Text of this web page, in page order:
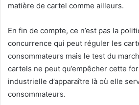
matière de cartel comme ailleurs.
En fin de compte, ce n’est pas la
concurrence qui peut réguler les
consommateurs mais le test du
cartels ne peut qu’empêcher cette
industrielle d’apparaître là où elle
consommateurs.